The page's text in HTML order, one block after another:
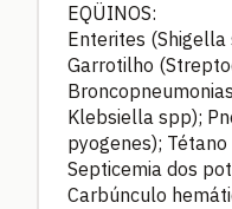
EQÜINOS:
Enterites
Garrotilho
Klebsiella spp);
pyogenes);
Septicemia dos
Carbúnculo